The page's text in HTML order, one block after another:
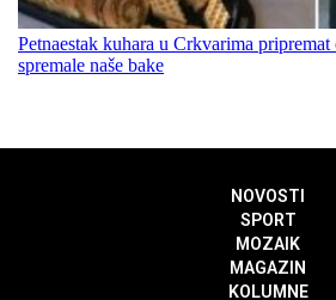
Petnaestak kuhara u Crkvarima pripremat
spremale naše bake
NOVOSTI
SPORT
MOZAIK
MAGAZIN
KOLUMNE